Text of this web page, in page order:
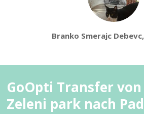
Branko Smerajc
GoOpti Transfer
Zeleni park nach